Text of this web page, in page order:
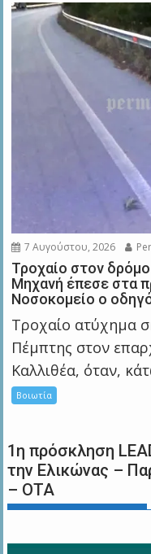
7 Αυγούστου, 2026
Τροχαίο στον
Μηχανή έπεσε στα
Νοσοκομείο ο
Τροχαίο ατύχημα
Πέμπτης στον
Καλλιθέα, όταν,
Βοιωτία
1η πρόσκληση
την Ελικώνας –
– ΟΤΑ